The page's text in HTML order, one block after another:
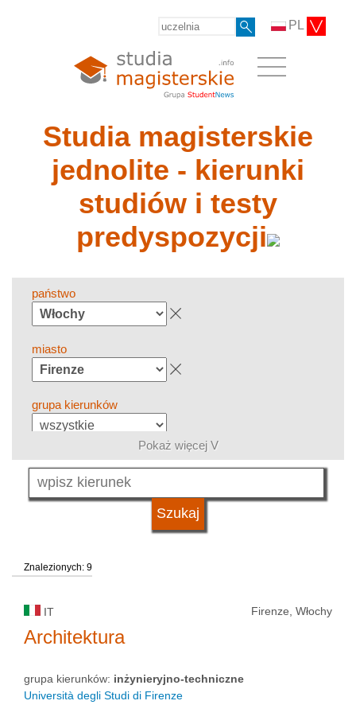
PL
Studia magisterskie
jednolite - kierunki
studiów i testy
predyspozycji
państwo
miasto
grupa kierunków
język
status uczelni
Pokaż więcej V
Znalezionych: 9
IT Firenze, Włochy
Architektura
grupa kierunków: inżynieryjno-techniczne
Università degli Studi di Firenze